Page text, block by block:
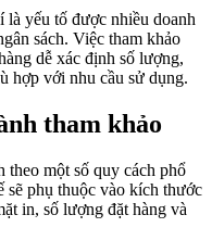
yếu tố được nhiều doanh
sách. Việc tham khảo
dễ xác định số lượng,
hợp với nhu cầu sử dụng.
tham khảo
theo một số quy cách phổ
phụ thuộc vào kích thước
in, số lượng đặt hàng và